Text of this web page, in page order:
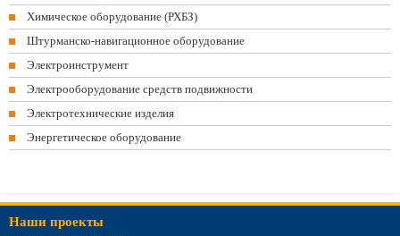
Химическое оборудование (РХБЗ)
Штурманско-навигационное оборудование
Электроинструмент
Электрооборудование средств подвижности
Электротехнические изделия
Энергетическое оборудование
Наши проекты